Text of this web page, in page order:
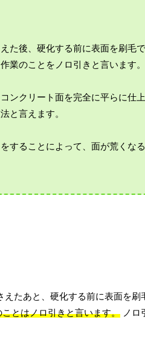
た後、硬化する前に表面を刷毛
業のことをノロ引きと言います。
ンクリート面を完全に平らに仕
と言えます。
することによって、面が荒くな
たあと、硬化する前に表面を刷
とはノロ引きと言います。 ノロ